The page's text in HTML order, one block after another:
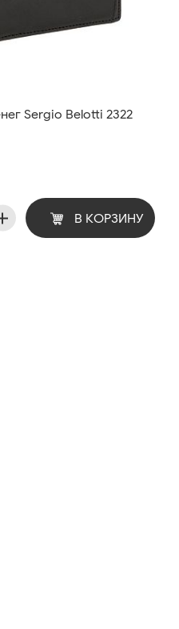
Sergio Belotti 2322
В КОРЗИНУ